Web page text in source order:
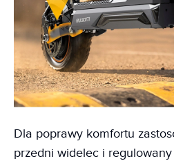
Dla poprawy komfortu
przedni widelec i